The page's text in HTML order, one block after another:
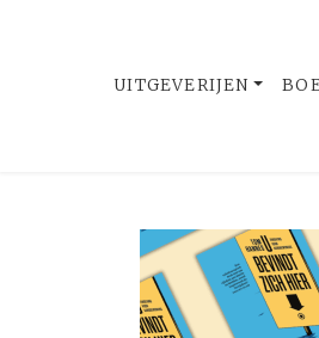
UITGEVERIJEN